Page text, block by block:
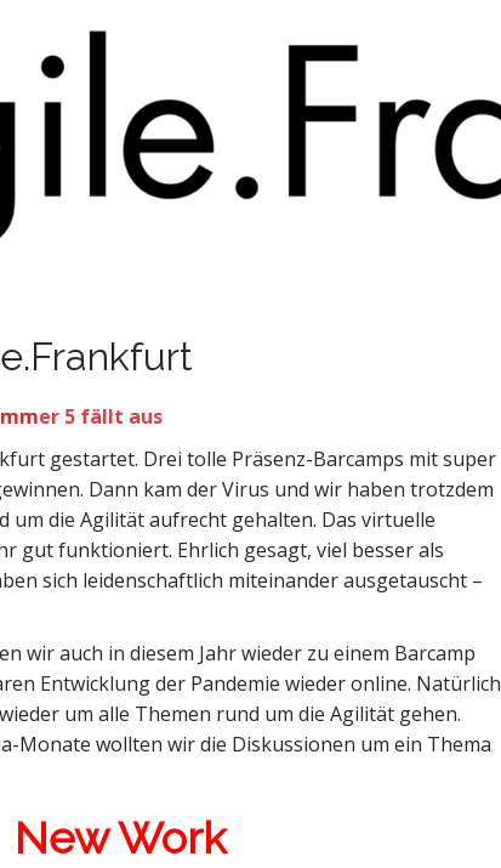
er 5 fällt aus
gestartet. Drei tolle Präsenz-Barcamps mit super
Dann kam der Virus und wir haben trotzdem
um die Agilität aufrecht gehalten. Das virtuelle
gut funktioniert. Ehrlich gesagt, viel besser als
sich leidenschaftlich miteinander ausgetauscht –
wir auch in diesem Jahr wieder zu einem Barcamp
Entwicklung der Pandemie wieder online. Natürlich
um alle Themen rund um die Agilität gehen.
Monate wollten wir die Diskussionen um ein Thema
New Work